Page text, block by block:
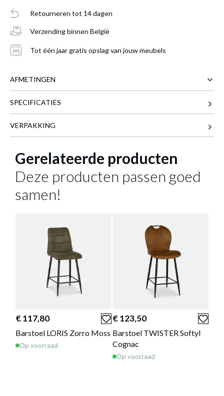
Retourneren tot 14 dagen
Verzending binnen België
Tot één jaar gratis opslag van jouw meubels
AFMETINGEN
DIEPTE
HOOGTE 103 cm
GEWICHT
Meer afmetingen
SPECIFICATIES
VERPAKKING
Gerelateerde producten
Deze producten passen goed
samen!
€ 117,80
Barstoel LORIS Zorro Moss
Op voorraad
€ 123,50
Barstoel TWISTER Softyl
Cognac
Op voorraad
aan je winkelmandje
BARSTOEL SPENCER ANTRACIET
Productnummer: Y12150012755
Prijs per stuk, incl. btw en excl. verzendkosten
of verder winkelen